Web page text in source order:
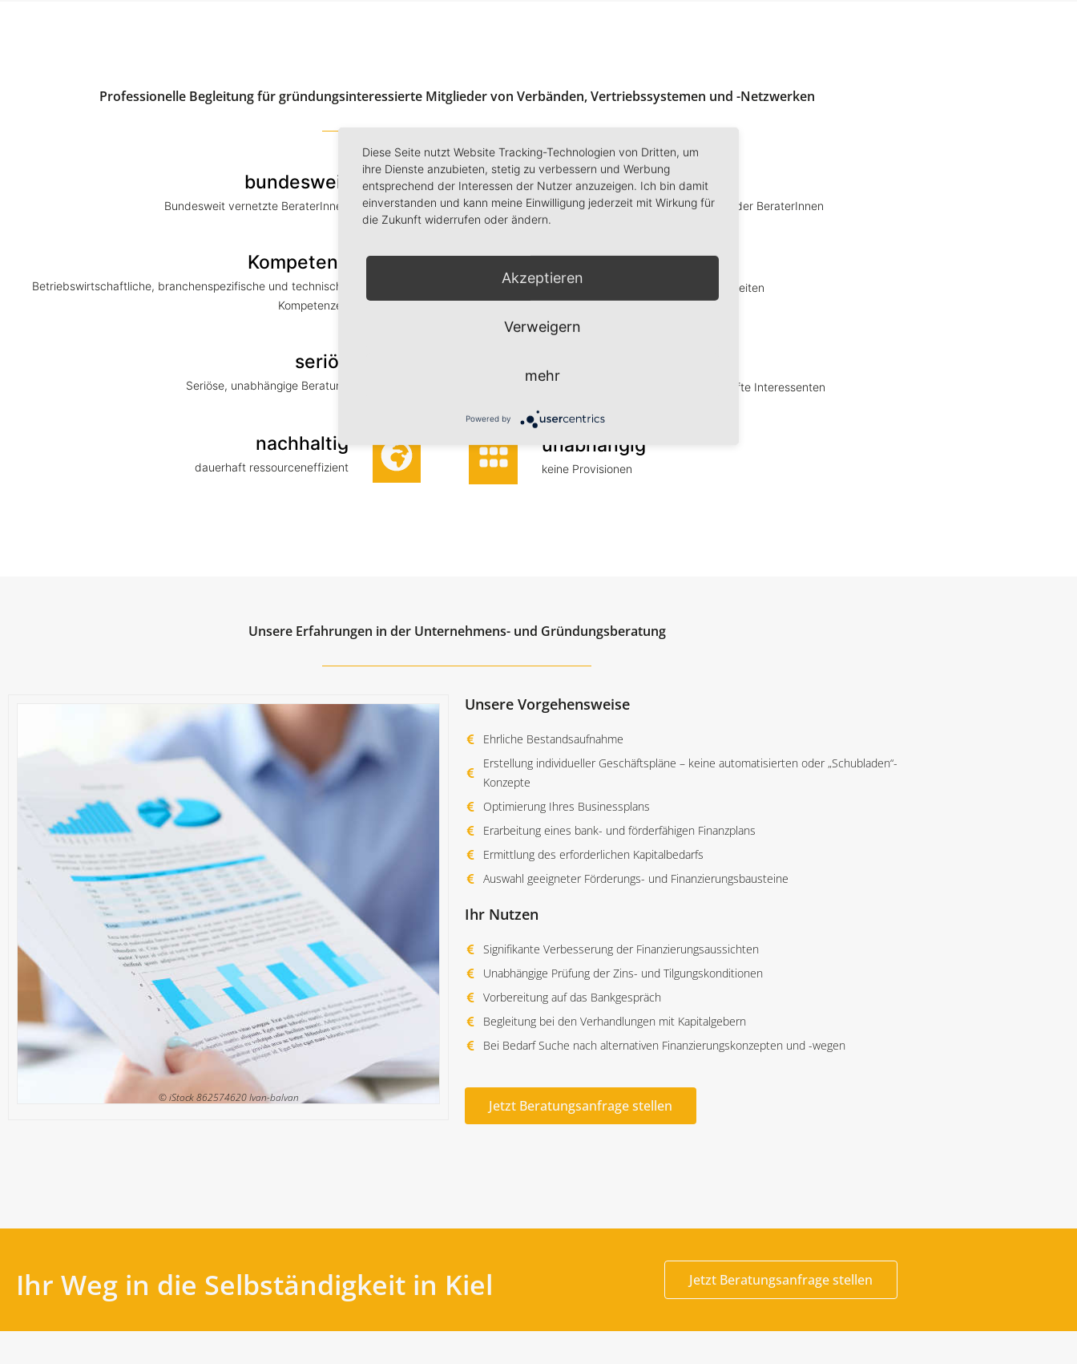
Professionelle Begleitung für gründungsinteressierte Mitglieder von Verbänden, Vertriebssystemen und -Netzwerken
bundesweit
Bundesweit vernetzte BeraterInnen
Kompetenz
Betriebswirtschaftliche, branchenspezifische und technische
Kompetenzen
seriös
Seriöse, unabhängige Beratung
nachhaltig
dauerhaft ressourceneffizient
erfahren
Praxiserfahrene hands-on-Mentalität der BeraterInnen
Zulassungen
Zulassungen zu bundes- und landesweiten
Kostenfreies Erstgespräch für ernsthafte Interessenten
unabhängig
keine Provisionen
Unsere Erfahrungen in der Unternehmens- und Gründungsberatung
© iStock 862574620 Ivan-balvan
Unsere Vorgehensweise
Ehrliche Bestandsaufnahme
Erstellung individueller Geschäftspläne – keine automatisierten oder „Schubladen“-
Konzepte
Optimierung Ihres Businessplans
Erarbeitung eines bank- und förderfähigen Finanzplans
Ermittlung des erforderlichen Kapitalbedarfs
Auswahl geeigneter Förderungs- und Finanzierungsbausteine
Ihr Nutzen
Signifikante Verbesserung der Finanzierungsaussichten
Unabhängige Prüfung der Zins- und Tilgungskonditionen
Vorbereitung auf das Bankgespräch
Begleitung bei den Verhandlungen mit Kapitalgebern
Bei Bedarf Suche nach alternativen Finanzierungskonzepten und -wegen
Jetzt Beratungsanfrage stellen
Ihr Weg in die Selbständigkeit in Kiel Jetzt Beratungsanfrage stellen
Diese Seite nutzt Website Tracking-Technologien von Dritten, um
ihre Dienste anzubieten, stetig zu verbessern und Werbung
entsprechend der Interessen der Nutzer anzuzeigen. Ich bin damit
einverstanden und kann meine Einwilligung jederzeit mit Wirkung für
die Zukunft widerrufen oder ändern.
Akzeptieren
Verweigern
mehr
Powered by